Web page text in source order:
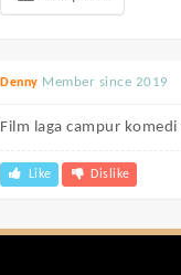
Denny Member since 2019
Film laga campur
Like Dislike